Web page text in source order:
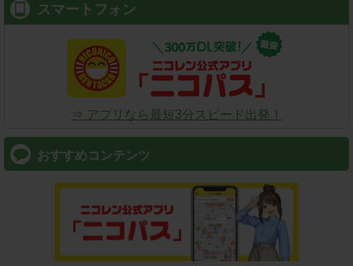
スマートフォン
⇒ アプリなら最短3分スピード出発！
おすすめコンテンツ